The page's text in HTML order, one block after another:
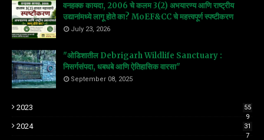
वनहक्क कायदा, 2006 चे कलम 3(2) अभयारण्य आणि राष्ट्रीय
उद्यानांमध्ये लागू होते का? MoEF&CC चे महत्त्वपूर्ण स्पष्टीकरण
July 23, 2026
"ओडिशातील Debrigarh Wildlife Sanctuary :
निसर्गसंपदा, धबधबे आणि ऐतिहासिक वारसा"
September 08, 2025
2023
55
9
2024
31
7